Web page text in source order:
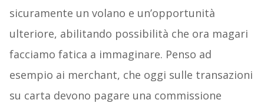
sicuramente un volano e un’opportunità
ulteriore, abilitando possibilità che ora magari
facciamo fatica a immaginare. Penso ad
esempio ai merchant, che oggi sulle transazioni
su carta devono pagare una commissione